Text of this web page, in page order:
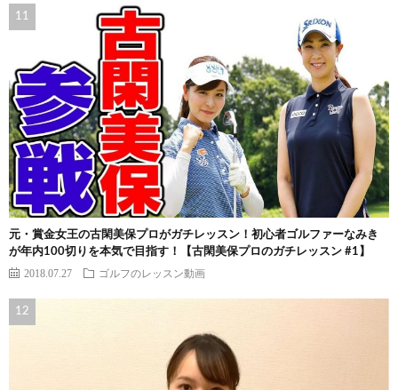
元・賞金女王の古閑美保プロがガチレッスン！初心者ゴルファーなみき
が年内100切りを本気で目指す！【古閑美保プロのガチレッスン #1】
2018.07.27 ゴルフのレッスン動画